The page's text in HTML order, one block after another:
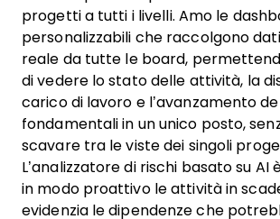
progetti a tutti i livelli. Amo le
personalizzabili che raccolgono
reale da tutte le board,
di vedere lo stato delle attività, la
carico di lavoro e l’avanzamento
fondamentali in un unico posto,
scavare tra le viste dei singoli
L’analizzatore di rischi basato su AI
in modo proattivo le attività in
evidenzia le dipendenze che